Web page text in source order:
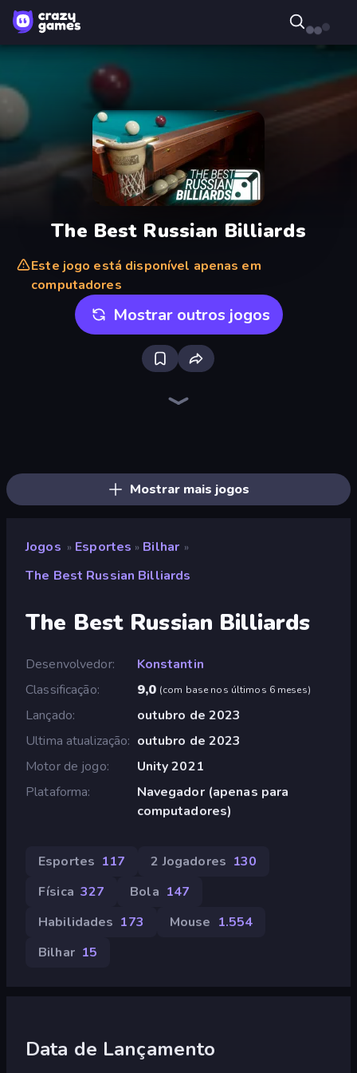
The Best Russian Billiards
Este jogo está disponível apenas em
computadores
Mostrar outros jogos
Mostrar mais jogos
Jogos » Esportes » Bilhar »
The Best Russian Billiards
The Best Russian Billiards
Desenvolvedor
Konstantin
Classificação
9,0 (com base nos últimos 6 meses)
Lançado
outubro de 2023
Ultima atualização
outubro de 2023
Motor de jogo
Unity 2021
Plataforma
Navegador (apenas para
computadores)
Esportes 117 2 Jogadores 130
Física 327 Bola 147
Habilidades 173 Mouse 1.554
Bilhar 15
Data de Lançamento